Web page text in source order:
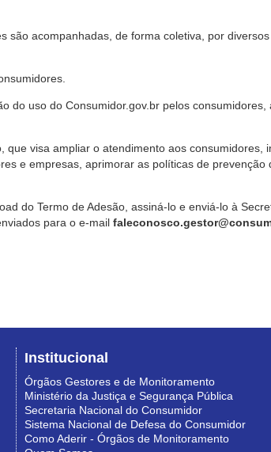
são acompanhadas, de forma coletiva, por
do uso do Consumidor.gov.br pelos
visa ampliar o atendimento aos consumidores,
e empresas, aprimorar as políticas de
do Termo de Adesão, assiná-lo e enviá-lo à
para o e-mail
Institucional
Órgãos Gestores e de Monitoramento
Ministério da Justiça e Segurança Pública
Secretaria Nacional do Consumidor
Sistema Nacional de Defesa do Consumidor
Como Aderir - Órgãos de Monitoramento